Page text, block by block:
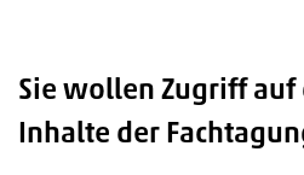
Sie wollen Zugriff
Inhalte der